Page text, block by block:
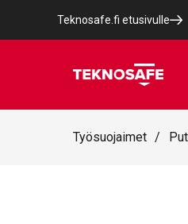
Teknosafe.fi etusivulle
Työsuojaimet /